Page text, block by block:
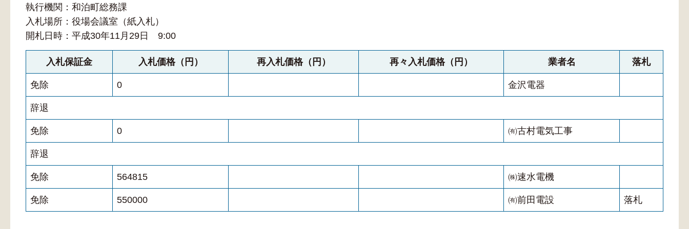
執行機関：和泊町総務課
入札場所：役場会議室（紙入札）
開札日時：平成30年11月29日 9:00
入札保証金 入札価格（円） 再入札価格（円） 再々入札価格（円） 業者名 落札
免除 0 金沢電器
辞退
免除 0 ㈲古村電気工事
辞退
免除 564815 ㈱速水電機
免除 550000 ㈲前田電設 落札